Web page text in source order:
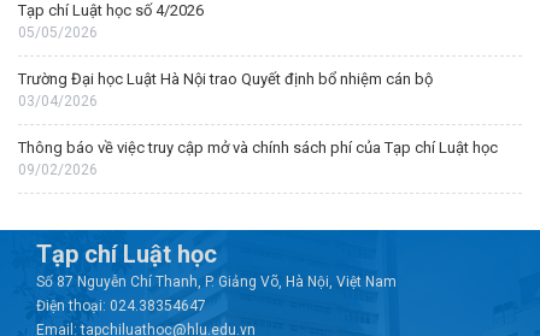
Tạp chí Luật học số 4/2026
05/05/2026
Trường Đại học Luật Hà Nội trao Quyết định bổ nhiệm cán bộ
03/04/2026
Thông báo về việc truy cập mở và chính sách phí của Tạp chí Luật học
09/02/2026
Tạp chí Luật học
Số 87 Nguyễn Chí Thanh, P. Giảng Võ, Hà Nội, Việt Nam
Điện thoại: 024.38354647
Email: tapchiluathoc@hlu.edu.vn